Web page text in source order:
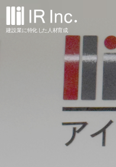
建設業に特化 した 人材育成